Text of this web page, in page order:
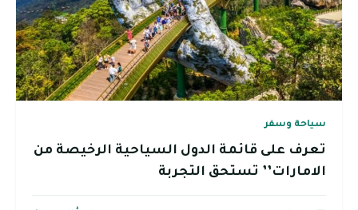
سياحة وسفر
تعرف على قائمة الدول السياحية الرخيصة من
الامارات’’ تستحق التجربة